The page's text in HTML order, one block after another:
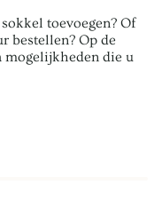
toevoegen? Of
bestellen? Op de
mogelijkheden die u